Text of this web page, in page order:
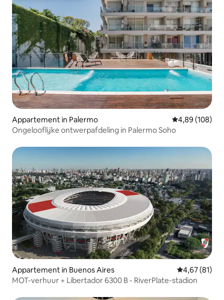
Appartement in Palermo Gemiddelde
4,89 (108)
Ongelooflijke ontwerpafdeling in Palermo Soho
Appartement in Buenos Aires Gemiddelde
4,67 (81)
MOT-verhuur + Libertador 6300 B - RiverPlate-stadion